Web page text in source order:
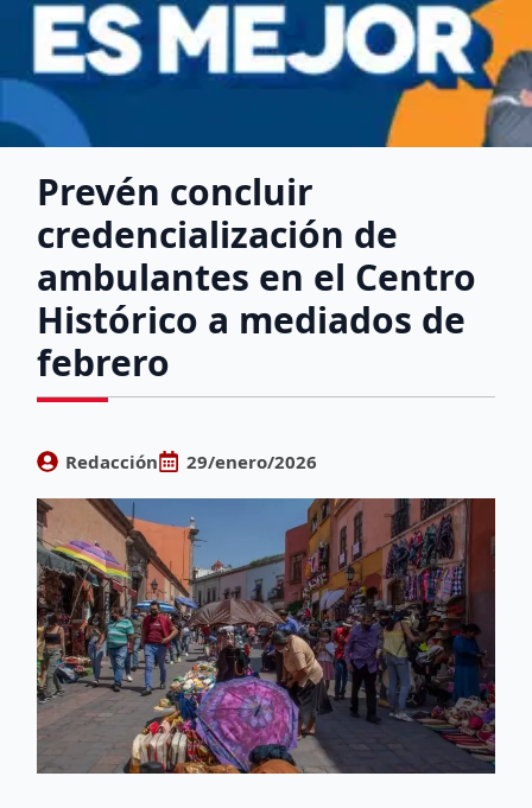
Prevén concluir
credencialización de
ambulantes en el Centro
Histórico a mediados de
febrero
Redacción 29/enero/2026